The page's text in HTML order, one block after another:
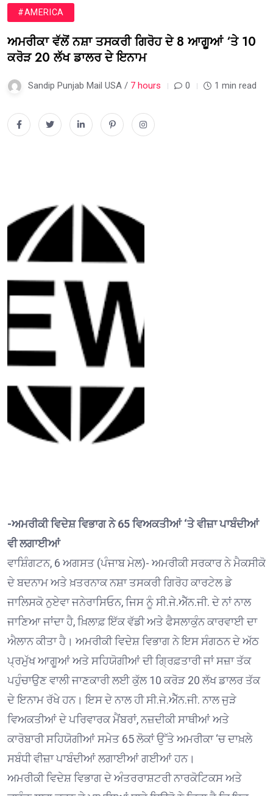
#AMERICA
ਅਮਰੀਕਾ ਵੱਲੋਂ ਨਸ਼ਾ ਤਸਕਰੀ ਗਿਰੋਹ ਦੇ 8 ਆਗੂਆਂ ‘ਤੇ 10
ਕਰੋੜ 20 ਲੱਖ ਡਾਲਰ ਦੇ ਇਨਾਮ
Sandip Punjab Mail USA / 7 hours 0 1 min read
-ਅਮਰੀਕੀ ਵਿਦੇਸ਼ ਵਿਭਾਗ ਨੇ 65 ਵਿਅਕਤੀਆਂ ‘ਤੇ ਵੀਜ਼ਾ ਪਾਬੰਦੀਆਂ
ਵੀ ਲਗਾਈਆਂ
ਵਾਸ਼ਿੰਗਟਨ, 6 ਅਗਸਤ (ਪੰਜਾਬ ਮੇਲ)- ਅਮਰੀਕੀ ਸਰਕਾਰ ਨੇ ਮੈਕਸੀਕੋ
ਦੇ ਬਦਨਾਮ ਅਤੇ ਖ਼ਤਰਨਾਕ ਨਸ਼ਾ ਤਸਕਰੀ ਗਿਰੋਹ ਕਾਰਟੇਲ ਡੇ
ਜਾਲਿਸਕੋ ਨੁਏਵਾ ਜਨੇਰਾਸਿਓਨ, ਜਿਸ ਨੂੰ ਸੀ.ਜੇ.ਐੱਨ.ਜੀ. ਦੇ ਨਾਂ ਨਾਲ
ਜਾਣਿਆ ਜਾਂਦਾ ਹੈ, ਖ਼ਿਲਾਫ਼ ਇੱਕ ਵੱਡੀ ਅਤੇ ਫੈਸਲਾਕੁੰਨ ਕਾਰਵਾਈ ਦਾ
ਐਲਾਨ ਕੀਤਾ ਹੈ। ਅਮਰੀਕੀ ਵਿਦੇਸ਼ ਵਿਭਾਗ ਨੇ ਇਸ ਸੰਗਠਨ ਦੇ ਅੱਠ
ਪ੍ਰਮੁੱਖ ਆਗੂਆਂ ਅਤੇ ਸਹਿਯੋਗੀਆਂ ਦੀ ਗ੍ਰਿਫ਼ਤਾਰੀ ਜਾਂ ਸਜ਼ਾ ਤੱਕ
ਪਹੁੰਚਾਉਣ ਵਾਲੀ ਜਾਣਕਾਰੀ ਲਈ ਕੁੱਲ 10 ਕਰੋੜ 20 ਲੱਖ ਡਾਲਰ ਤੱਕ
ਦੇ ਇਨਾਮ ਰੱਖੇ ਹਨ। ਇਸ ਦੇ ਨਾਲ ਹੀ ਸੀ.ਜੇ.ਐੱਨ.ਜੀ. ਨਾਲ ਜੁੜੇ
ਵਿਅਕਤੀਆਂ ਦੇ ਪਰਿਵਾਰਕ ਮੈਂਬਰਾਂ, ਨਜ਼ਦੀਕੀ ਸਾਥੀਆਂ ਅਤੇ
ਕਾਰੋਬਾਰੀ ਸਹਿਯੋਗੀਆਂ ਸਮੇਤ 65 ਲੋਕਾਂ ਉੱਤੇ ਅਮਰੀਕਾ ‘ਚ ਦਾਖ਼ਲੇ
ਸਬੰਧੀ ਵੀਜ਼ਾ ਪਾਬੰਦੀਆਂ ਲਗਾਈਆਂ ਗਈਆਂ ਹਨ।
ਅਮਰੀਕੀ ਵਿਦੇਸ਼ ਵਿਭਾਗ ਦੇ ਅੰਤਰਰਾਸ਼ਟਰੀ ਨਾਰਕੋਟਿਕਸ ਅਤੇ